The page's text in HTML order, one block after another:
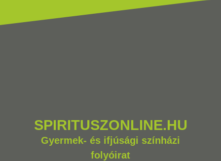
SPIRITUSZONLINE.HU
Gyermek- és ifjúsági színházi
folyóirat